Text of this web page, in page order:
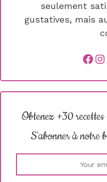
seulement
gustatives, mais
Obtenez +30
S'abonner à notre